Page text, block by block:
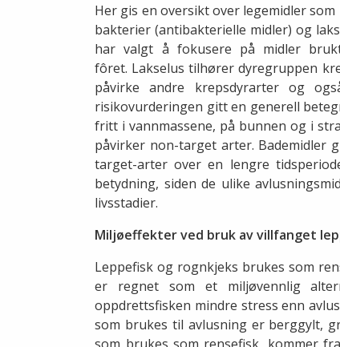
Her gis en oversikt over legemidler
bakterier (antibakterielle midler) og
har valgt å fokusere på midler
fôret. Lakselus tilhører dyregruppen
påvirke andre krepsdyrarter og
risikovurderingen gitt en generell
fritt i vannmassene, på bunnen og i
påvirker non-target arter. Bademidler
target-arter over en lengre
betydning, siden de ulike
livsstadier.
Miljøeffekter ved bruk av villfanget
Leppefisk og rognkjeks brukes som
er regnet som et miljøvennlig
oppdrettsfisken mindre stress enn
som brukes til avlusning er berggylt,